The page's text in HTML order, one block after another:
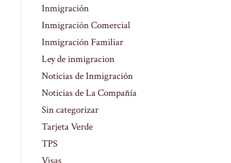
Inmigración
Inmigración Comercial
Inmigración Familiar
Ley de inmigracion
Noticias de Inmigración
Noticias de La Compañía
Sin categorizar
Tarjeta Verde
TPS